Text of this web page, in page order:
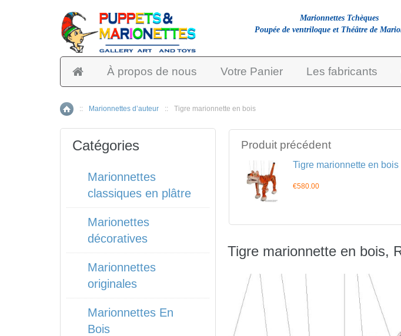
À propos de nous Votre Panier Les fabricants
Accueil
:: Marionnettes d’auteur :: Tigre marionnette en bois
Produit précédent
Tigre marionnette en bois
€580.00
Tigre marionnette en bois,
Catégories
Marionnettes
classiques en plâtre
Marionettes
décoratives
Marionnettes
originales
Marionnettes En
Bois
Marionnettes Tchèques
Poupée de ventriloque et Théâtre de